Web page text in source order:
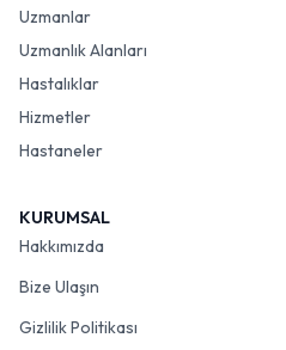
Uzmanlar
Uzmanlık Alanları
Hastalıklar
Hizmetler
Hastaneler
KURUMSAL
Hakkımızda
Bize Ulaşın
Gizlilik Politikası